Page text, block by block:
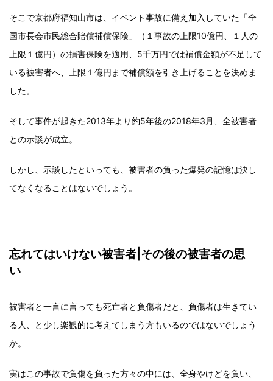
そこで京都府福知山市は、イベント事故に備え加入していた「全
国市長会市民総合賠償補償保険」（１事故の上限10億円、１人の
上限１億円）の損害保険を適用、5千万円では補償金額が不足して
いる被害者へ、上限１億円まで補償額を引き上げることを決めま
した。
そして事件が起きた2013年より約5年後の2018年3月、全被害者
との示談が成立。
しかし、示談したといっても、被害者の負った爆発の記憶は決し
てなくなることはないでしょう。
忘れてはいけない被害者|その後の被害者の思
い
被害者と一言に言っても死亡者と負傷者だと、負傷者は生きてい
る人、と少し楽観的に考えてしまう方もいるのではないでしょう
か。
実はこの事故で負傷を負った方々の中には、全身やけどを負い、